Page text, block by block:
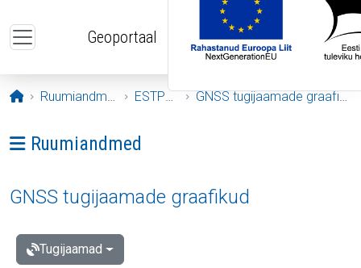
Geoportaal
Avaleht
Ruumiandmed ESTPOS GNSS tugijaamade graafikud
Ava menüü: Ruumiandmed
Ruumiandmed
GNSS tugijaamade graafikud
Tugijaamad